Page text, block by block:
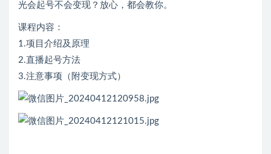
光会起号不会变现？放心，都会教你。
课程内容：
1.项目介绍及原理
2.直播起号方法
3.注意事项（附变现方式）